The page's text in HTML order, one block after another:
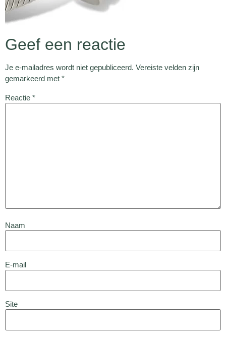
Geef een reactie
Je e-mailadres wordt niet gepubliceerd. Vereiste velden zijn
gemarkeerd met *
Reactie *
Naam
E-mail
Site